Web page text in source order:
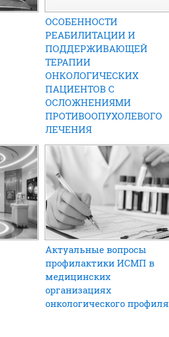
ОСОБЕННОСТИ
РЕАБИЛИТАЦИИ И
ПОДДЕРЖИВАЮЩЕЙ
ТЕРАПИИ
ОНКОЛОГИЧЕСКИХ
ПАЦИЕНТОВ С
ОСЛОЖНЕНИЯМИ
ПРОТИВООПУХОЛЕВОГО
ЛЕЧЕНИЯ
Актуальные вопросы
профилактики ИСМП в
медицинских
организациях
онкологического профиля